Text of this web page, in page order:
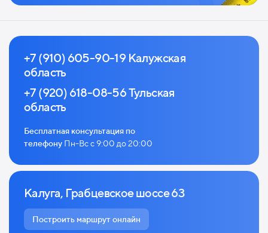
+7 (910) 605-90-19 Калужская
область
+7 (920) 618-08-56 Тульская
область
Бесплатная консультация по
телефону Пн-Вс с 9:00 до 20:00
Калуга, Грабцевское шоссе 63
Построить маршрут онлайн